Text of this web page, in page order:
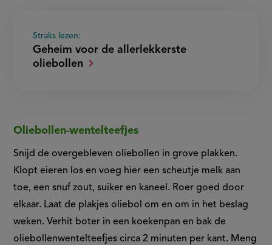
Straks lezen:
Geheim voor de allerlekkerste
oliebollen
Oliebollen-wentelteefjes
Snijd de overgebleven oliebollen in grove plakken.
Klopt eieren los en voeg hier een scheutje melk aan
toe, een snuf zout, suiker en kaneel. Roer goed door
elkaar. Laat de plakjes oliebol om en om in het beslag
weken. Verhit boter in een koekenpan en bak de
oliebollenwentelteefjes circa 2 minuten per kant. Meng